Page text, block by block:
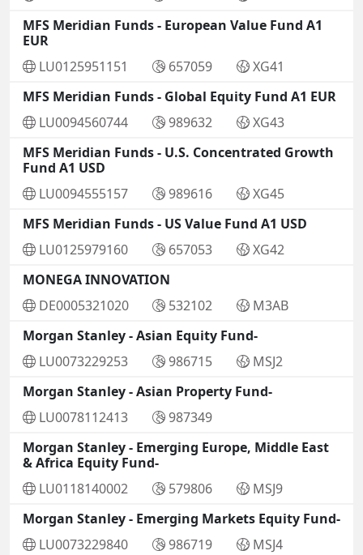
MFS Meridian Funds - European Value Fund A1
EUR
LU0125951151
657059
XG41
MFS Meridian Funds - Global Equity Fund A1 EUR
LU0094560744
989632
XG43
MFS Meridian Funds - U.S. Concentrated Growth
Fund A1 USD
LU0094555157
989616
XG45
MFS Meridian Funds - US Value Fund A1 USD
LU0125979160
657053
XG42
MONEGA INNOVATION
DE0005321020
532102
M3AB
Morgan Stanley - Asian Equity Fund-
LU0073229253
986715
MSJ2
Morgan Stanley - Asian Property Fund-
LU0078112413
987349
Morgan Stanley - Emerging Europe, Middle East
& Africa Equity Fund-
LU0118140002
579806
MSJ9
Morgan Stanley - Emerging Markets Equity Fund-
LU0073229840
986719
MSJ4